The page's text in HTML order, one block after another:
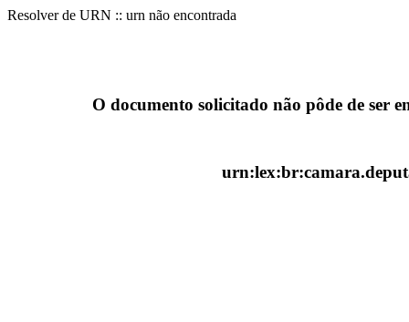
Resolver de URN :: urn não encontrada
O documento solicitado não pôde de ser